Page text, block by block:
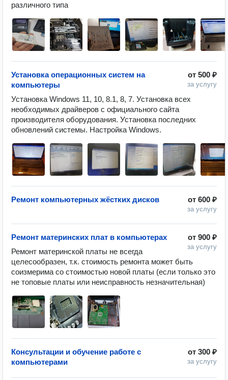
различного типа
от 500 ₽
за услугу
Установка операционных систем на
компьютеры
Установка Windows 11, 10, 8.1, 8, 7. Установка всех
необходимых драйверов с официального сайта
производителя оборудования. Установка последних
обновлений системы. Настройка Windows.
от 600 ₽
за услугу
Ремонт компьютерных жёстких дисков
от 900 ₽
за услугу
Ремонт материнских плат в компьютерах
Ремонт материнской платы не всегда
целесообразен, т.к. стоимость ремонта может быть
соизмерима со стоимостью новой платы (если только это
не топовые платы или неисправность незначительная)
от 300 ₽
за услугу
Консультации и обучение работе с
компьютерами